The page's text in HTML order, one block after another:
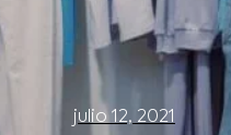
julio 12, 2021